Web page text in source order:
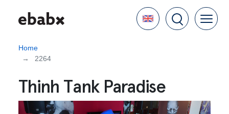
Language
Home
2264
Thinh Tank Paradise